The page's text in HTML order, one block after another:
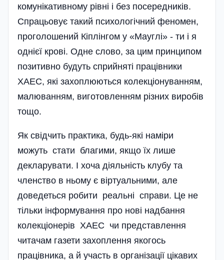
комунікативному рівні і без посередників.
Спрацьовує такий психологічний феномен,
проголошений Кіплінгом у «Мауглі» - ти і я
однієї крові. Одне слово, за цим принципом
позитивно будуть сприйняті працівники
ХАЕС, які захоплюються колекціонуванням,
малюванням, виготовленням різних виробів
тощо.
Як свідчить практика, будь-які наміри
можуть стати благими, якщо їх лише
декларувати. І хоча діяльність клубу та
членство в ньому є віртуальними, але
доведеться робити реальні справи. Це не
тільки інформування про нові надбання
колекціонерів ХАЕС чи представлення
читачам газети захоплення якогось
працівника, а й участь в організації цікавих